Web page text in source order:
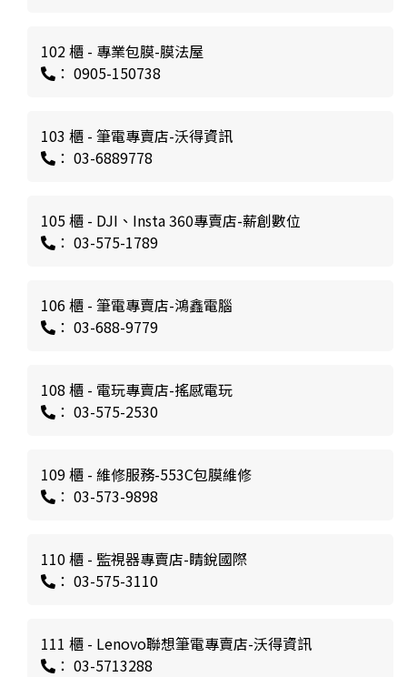
102 櫃 - 專業包膜-膜法屋
： 0905-150738
103 櫃 - 筆電專賣店-沃得資訊
： 03-6889778
105 櫃 - DJI、Insta 360專賣店-薪創數位
： 03-575-1789
106 櫃 - 筆電專賣店-鴻鑫電腦
： 03-688-9779
108 櫃 - 電玩專賣店-搖感電玩
： 03-575-2530
109 櫃 - 維修服務-553C包膜維修
： 03-573-9898
110 櫃 - 監視器專賣店-睛銳國際
： 03-575-3110
111 櫃 - Lenovo聯想筆電專賣店-沃得資訊
： 03-5713288